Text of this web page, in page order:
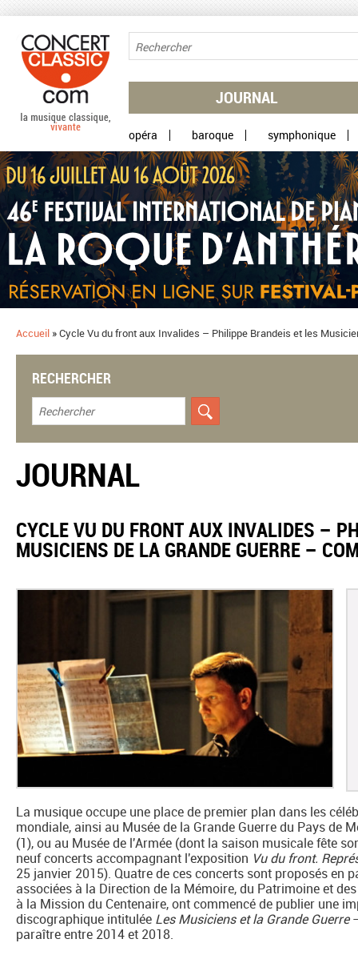
JOURNAL
opéra baroque symphonique
Accueil »Cycle Vu du front aux Invalides – Philippe Brandeis et les
RECHERCHER
JOURNAL
CYCLE VU DU FRONT AUX INVALIDES –
MUSICIENS DE LA GRANDE GUERRE –
La musique occupe une place de premier plan dans les
mondiale, ainsi au Musée de la Grande Guerre du Pays de
(1), ou au Musée de l'Armée (dont la saison musicale fête
neuf concerts accompagnant l'exposition Vu du front.
25 janvier 2015). Quatre de ces concerts sont proposés en
associées à la Direction de la Mémoire, du Patrimoine et
à la Mission du Centenaire, ont commencé de publier une
discographique intitulée Les Musiciens et la Grande Guerre
paraître entre 2014 et 2018.